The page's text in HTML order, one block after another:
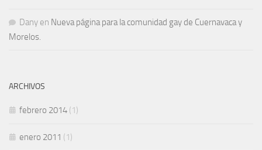
Dany en Nueva página para la comunidad gay de Cuernavaca y
Morelos.
ARCHIVOS
febrero 2014 (1)
enero 2011 (1)